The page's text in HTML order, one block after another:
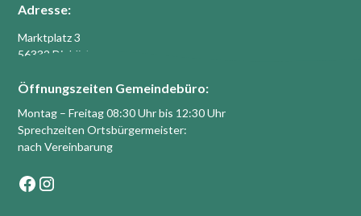
Adresse:
Marktplatz 3
56332 Dieblich
Öffnungszeiten Gemeindebüro:
Montag – Freitag 08:30 Uhr bis 12:30 Uhr
Sprechzeiten Ortsbürgermeister:
nach Vereinbarung